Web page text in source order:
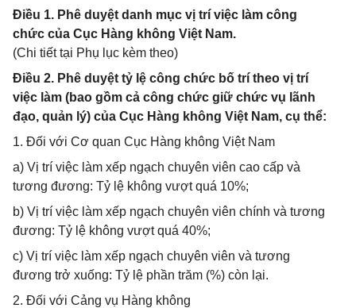
Điều 1. Phê duyệt danh mục vị trí việc làm công
chức của Cục Hàng không Việt Nam.
(Chi tiết tại Phụ lục kèm theo)
Điều 2. Phê duyệt tỷ lệ công chức bố trí theo vị trí
việc làm (bao gồm cả công chức giữ chức vụ lãnh
đạo, quản lý) của Cục Hàng không Việt Nam, cụ thể:
1. Đối với Cơ quan Cục Hàng không Việt Nam
a) Vị trí việc làm xếp ngạch chuyên viên cao cấp và
tương đương: Tỷ lệ không vượt quá 10%;
b) Vị trí việc làm xếp ngạch chuyên viên chính và tương
đương: Tỷ lệ không vượt quá 40%;
c) Vị trí việc làm xếp ngạch chuyên viên và tương
đương trở xuống: Tỷ lệ phần trăm (%) còn lại.
2. Đối với Cảng vụ Hàng không